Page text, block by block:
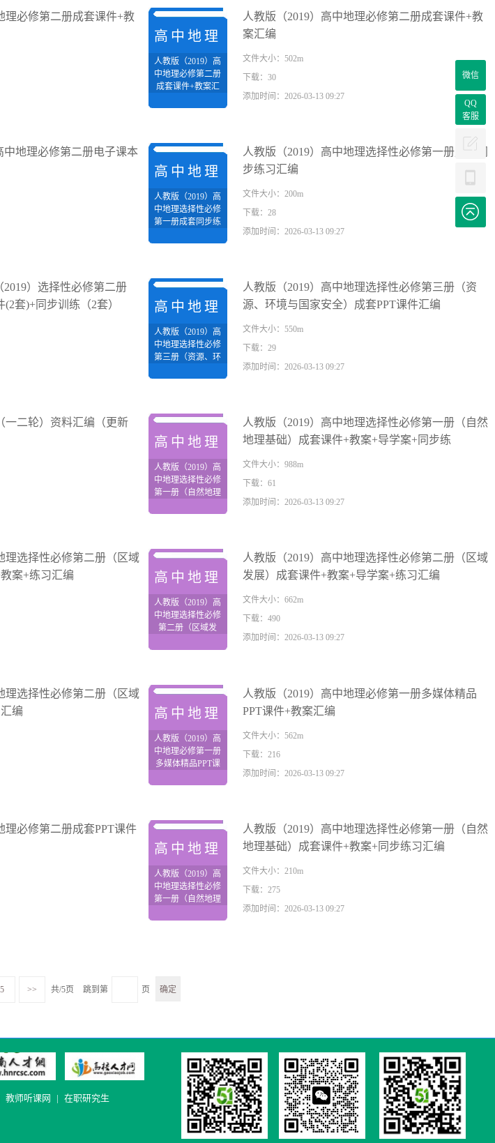
微信
QQ
客服
理必修第二册成套课件+教
高中地理
人教版（2019）高
中地理必修第二册
成套课件+教案汇
人教版（2019）高中地理必修第二册成套课件+教
案汇编
文件大小：502m
下载：30
添加时间：2026-03-13 09:27
中地理必修第二册电子课本
高中地理
人教版（2019）高
中地理选择性必修
第一册成套同步练
人教版（2019）高中地理选择性必修第一册成套同
步练习汇编
文件大小：200m
下载：28
添加时间：2026-03-13 09:27
）选择性必修第二册
(2套)+同步训练（2套）
高中地理
人教版（2019）高
中地理选择性必修
第三册（资源、环
人教版（2019）高中地理选择性必修第三册（资
源、环境与国家安全）成套PPT课件汇编
文件大小：550m
下载：29
添加时间：2026-03-13 09:27
一二轮）资料汇编（更新
高中地理
人教版（2019）高
中地理选择性必修
第一册（自然地理
人教版（2019）高中地理选择性必修第一册（自然
地理基础）成套课件+教案+导学案+同步练
文件大小：988m
下载：61
添加时间：2026-03-13 09:27
理选择性必修第二册（区域
案+练习汇编
高中地理
人教版（2019）高
中地理选择性必修
第二册（区域发
案+导学案+练习汇
人教版（2019）高中地理选择性必修第二册（区域
发展）成套课件+教案+导学案+练习汇编
文件大小：662m
下载：490
添加时间：2026-03-13 09:27
理选择性必修第二册（区域
编
高中地理
人教版（2019）高
中地理必修第一册
多媒体精品PPT课
人教版（2019）高中地理必修第一册多媒体精品
PPT课件+教案汇编
文件大小：562m
下载：216
添加时间：2026-03-13 09:27
理必修第二册成套PPT课件
高中地理
人教版（2019）高
中地理选择性必修
第一册（自然地理
+教案+同步练习汇
人教版（2019）高中地理选择性必修第一册（自然
地理基础）成套课件+教案+同步练习汇编
文件大小：210m
下载：275
添加时间：2026-03-13 09:27
5 >> 共/5页 跳到第 页
教师听课网 | 在职研究生